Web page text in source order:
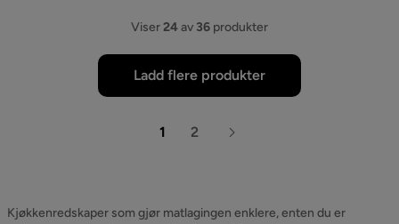
Viser24av 36 produkter
Ladd flere produkter
1 2
Kjøkkenredskaper som gjør matlagingen enklere, enten du er